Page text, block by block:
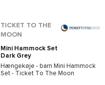
TICKET TO THE
MOON
Mini Hammock Set
Dark Grey
Hængekøje - barn Mini Hammock
Set - Ticket To The Moon